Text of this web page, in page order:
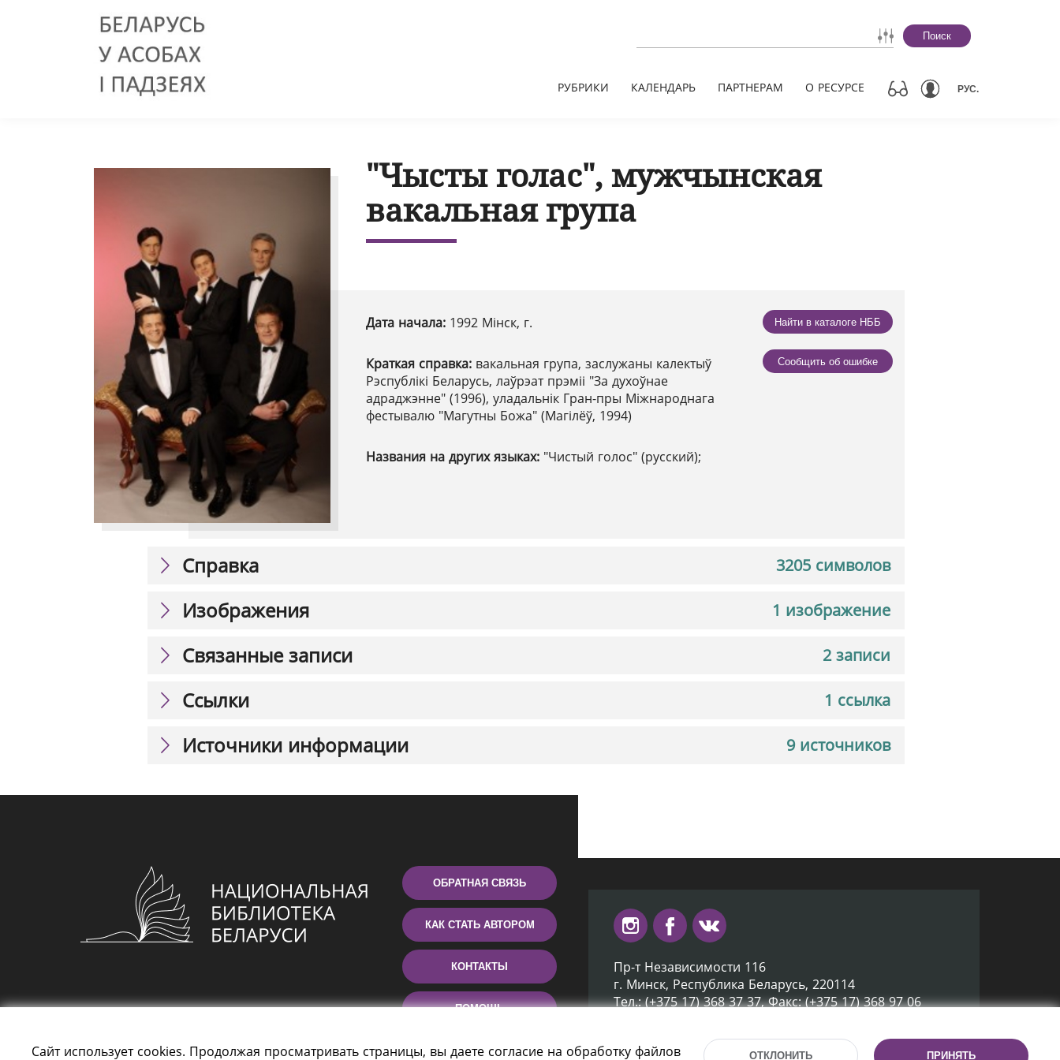
Поиск
РУБРИКИ КАЛЕНДАРЬ ПАРТНЕРАМ О РЕСУРСЕ РУС.
"Чысты голас", мужчынская
вакальная група
Дата начала: 1992 Мінск, г.
Краткая справка: вакальная група, заслужаны калектыў
Рэспублікі Беларусь, лаўрэат прэміі "За духоўнае
адраджэнне" (1996), уладальнік Гран-пры Міжнароднага
фестывалю "Магутны Божа" (Магілёў, 1994)
Названия на других языках: "Чистый голос" (русский);
Найти в каталоге НББ
Сообщить об ошибке
3205 символов
Справка
1 изображение
Изображения
2 записи
Связанные записи
1 ссылка
Ссылки
9 источников
Источники информации
ОБРАТНАЯ СВЯЗЬ
КАК СТАТЬ АВТОРОМ
КОНТАКТЫ
ПОМОЩЬ
Пр-т Независимости 116
г. Минск, Республика Беларусь, 220114
Тел.: (+375 17) 368 37 37, Факс: (+375 17) 368 97 06
Сайт использует cookies. Продолжая просматривать страницы, вы даете согласие на обработку файлов
ОТКЛОНИТЬ ПРИНЯТЬ